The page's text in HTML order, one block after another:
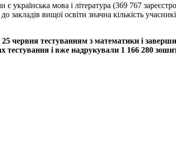
мова і література (369 767
закладів вищої освіти значна кількість
червня тестуванням з математики і
тестування і вже надрукували 1 166 280